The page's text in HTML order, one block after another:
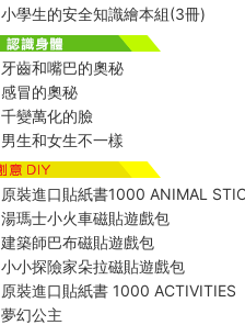
小學生的安全知識繪本組(3冊)
牙齒和嘴巴的奧秘
感冒的奧秘
千變萬化的臉
男生和女生不一樣
原裝進口貼紙書1000 ANIMAL
湯瑪士小火車磁貼遊戲包
建築師巴布磁貼遊戲包
小小探險家朵拉磁貼遊戲包
原裝進口貼紙書 1000 ACTIVITIES
夢幻公主